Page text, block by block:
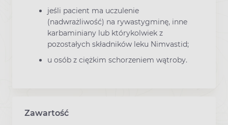
jeśli pacient ma uczulenie
(nadwrażliwość) na rywastygminę, inne
karbaminiany lub którykolwiek z
pozostałych składników leku Nimvastid;
u osób z ciężkim schorzeniem wątroby.
Zawartość